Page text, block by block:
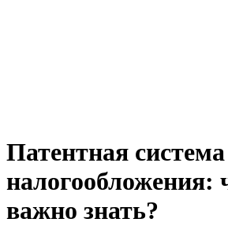
Патентная система
налогообложения:
важно знать?